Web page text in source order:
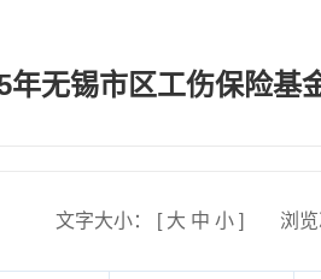
年无锡市区工伤保险基
文字大小： [ 大 中 小] 浏览